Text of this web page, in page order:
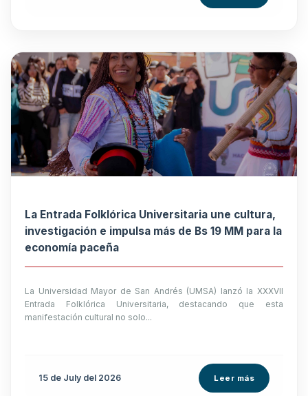
La Entrada Folklórica Universitaria une cultura,
investigación e impulsa más de Bs 19 MM para la
economía paceña
La Universidad Mayor de San Andrés (UMSA) lanzó la XXXVII
Entrada Folklórica Universitaria, destacando que esta
manifestación cultural no solo...
15 de July del 2026 Leer más